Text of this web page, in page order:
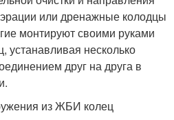
или дренажные колодцы
монтируют своими руками
устанавливая несколько
друг на друга в
из ЖБИ колец